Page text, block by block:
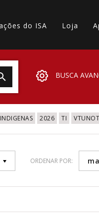
do ISA Loja
BUSCA
2026 TI
ORDENAR POR: